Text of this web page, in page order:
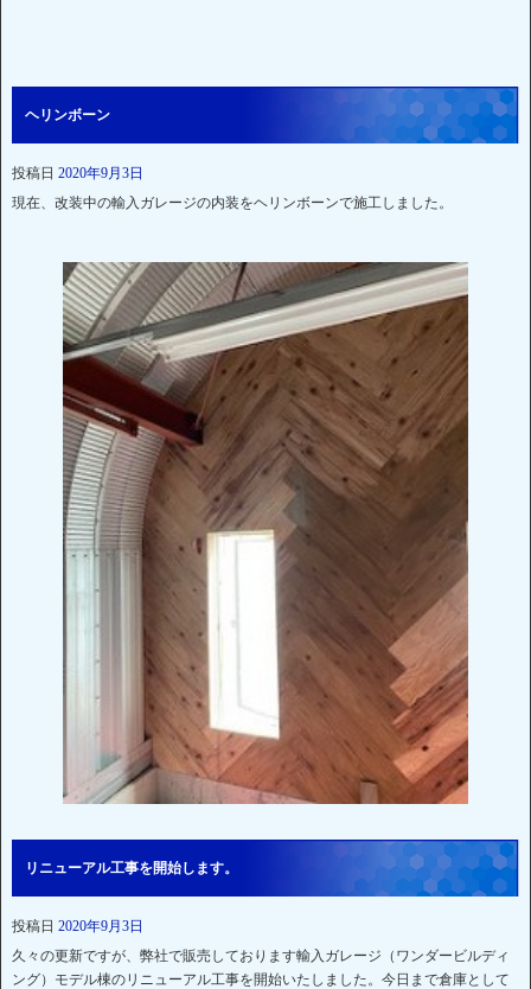
ヘリンボーン
投稿日 2020年9月3日
現在、改装中の輸入ガレージの内装をヘリンボーンで施工しました。
リニューアル工事を開始します。
投稿日 2020年9月3日
久々の更新ですが、弊社で販売しております輸入ガレージ（ワンダービルディ
ング）モデル棟のリニューアル工事を開始いたしました。今日まで倉庫として